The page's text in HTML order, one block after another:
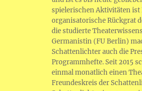
spielerischen Aktivitäten ist
organisatorische Rückgrat
die studierte
Germanistin (FU Berlin)
Schattenlichter auch die
Programmhefte. Seit 2015
einmal monatlich einen
Freundeskreis der